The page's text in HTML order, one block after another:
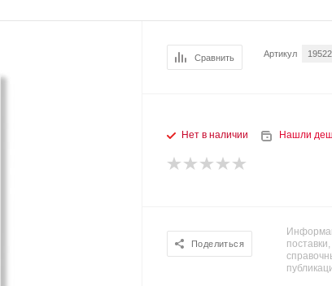
Сравнить Артикул 19522
Нет в наличии Нашли
Поделиться